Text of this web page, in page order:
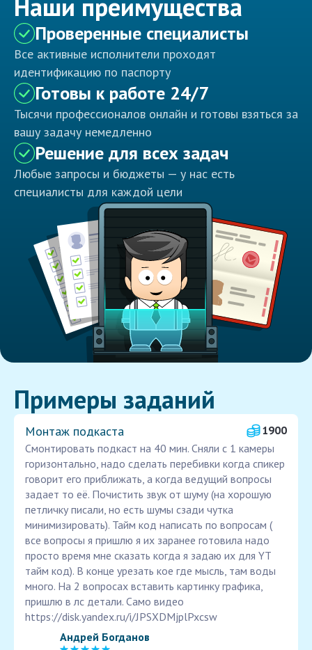
Наши преимущества
Проверенные специалисты
Все активные исполнители проходят
идентификацию по паспорту
Готовы к работе 24/7
Тысячи профессионалов онлайн и готовы взяться за
вашу задачу немедленно
Решение для всех задач
Любые запросы и бюджеты — у нас есть
специалисты для каждой цели
Примеры заданий
Монтаж подкаста
1900
Смонтировать подкаст на 40 мин. Сняли с 1 камеры
горизонтально, надо сделать перебивки когда спикер
говорит его приближать, а когда ведущий вопросы
задает то её. Почистить звук от шуму (на хорошую
петличку писали, но есть шумы сзади чутка
минимизировать). Тайм код написать по вопросам (
все вопросы я пришлю я их заранее готовила надо
просто время мне сказать когда я задаю их для YT
тайм код). В конце урезать кое где мысль, там воды
много. На 2 вопросах вставить картинку графика,
пришлю в лс детали. Само видео
https://disk.yandex.ru/i/JPSXDMjplPxcsw
Андрей Богданов